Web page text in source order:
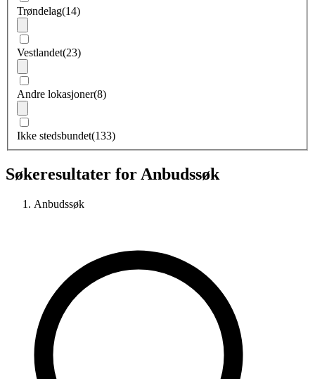
Trøndelag(14)
Vestlandet(23)
Andre lokasjoner(8)
Ikke stedsbundet(133)
Søkeresultater for Anbudssøk
Anbudssøk